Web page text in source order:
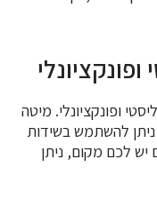
ופונקציונלי. מיטה
ניתן להשתמש בשידות
יש לכם מקום, ניתן